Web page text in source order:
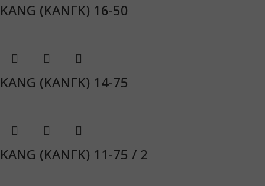
KANG (ΚΑΝΓΚ) 16-50
KANG (ΚΑΝΓΚ) 14-75
KANG (ΚΑΝΓΚ) 11-75 / 2